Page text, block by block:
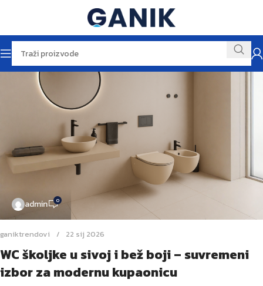
admin 0
ganiktrendovi 22 sij 2026
WC školjke u sivoj i bež boji – suvremeni
izbor za modernu kupaonicu